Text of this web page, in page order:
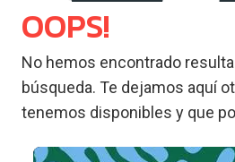
OOPS!
No hemos encontrado
búsqueda. Te dejamos aquí
tenemos disponibles y que